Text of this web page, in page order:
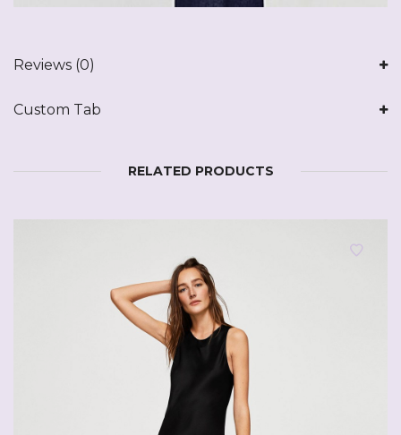
Reviews (0)
Custom Tab
RELATED PRODUCTS